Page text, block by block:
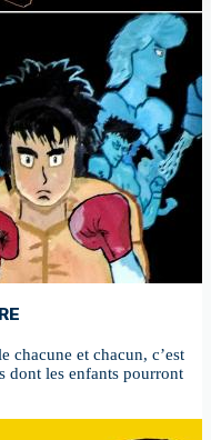
chacune et chacun, c’est
dont les enfants pourront